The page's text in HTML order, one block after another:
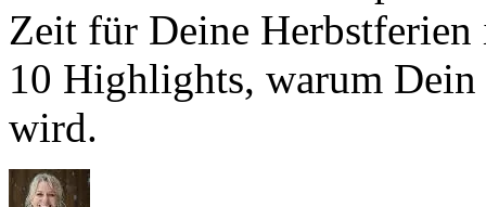
Zeit für Deine
10 Highlights, warum
wird.